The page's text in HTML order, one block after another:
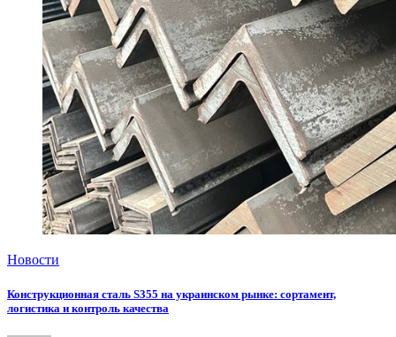
Новости
Конструкционная сталь S355 на украинском рынке: сортамент,
логистика и контроль качества